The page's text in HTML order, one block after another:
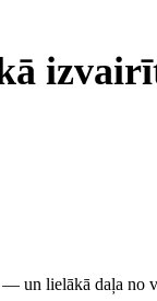
— un lielākā daļa no